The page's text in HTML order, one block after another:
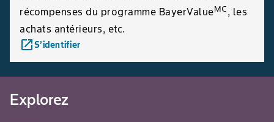
récompenses du programme BayerValueMC, les
achats antérieurs, etc.
launchS’identifier
Explorez